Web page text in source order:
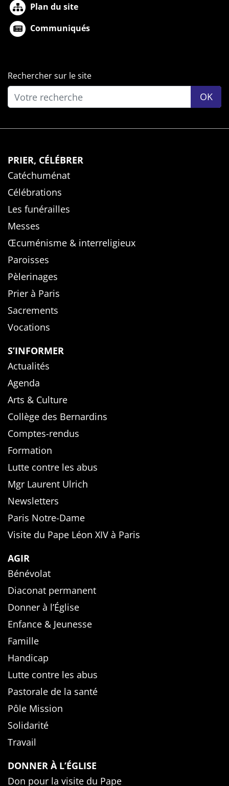
Plan du site
Communiqués
Rechercher sur le site
OK
PRIER, CÉLÉBRER
Catéchuménat
Célébrations
Les funérailles
Messes
Œcuménisme & interreligieux
Paroisses
Pèlerinages
Prier à Paris
Sacrements
Vocations
S’INFORMER
Actualités
Agenda
Arts & Culture
Collège des Bernardins
Comptes-rendus
Formation
Lutte contre les abus
Mgr Laurent Ulrich
Newsletters
Paris Notre-Dame
Visite du Pape Léon XIV à Paris
AGIR
Bénévolat
Diaconat permanent
Donner à l’Église
Enfance & Jeunesse
Famille
Handicap
Lutte contre les abus
Pastorale de la santé
Pôle Mission
Solidarité
Travail
DONNER À L’ÉGLISE
Don pour la visite du Pape